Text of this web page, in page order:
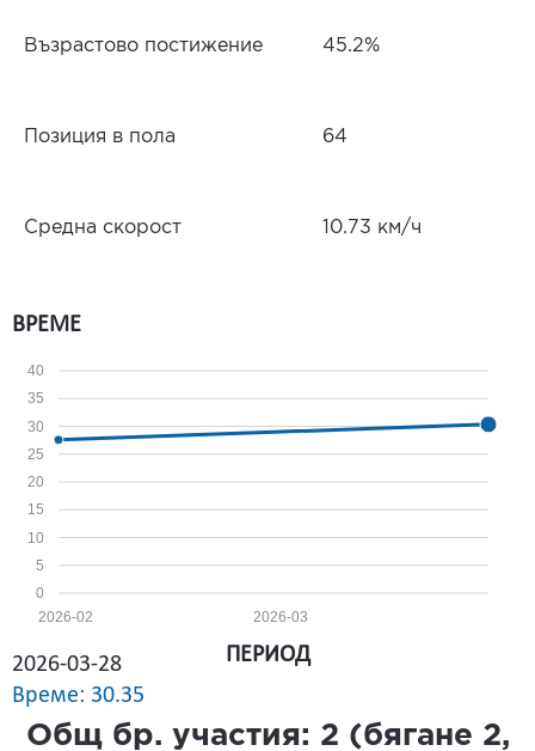
Възрастово постижение 45.2%
Позиция в пола 64
Средна скорост 10.73 км/ч
ВРЕМЕ
0
5
10
15
20
25
30
35
40
2026-03
2026-02
2026-03-28
Време: 30.35
ПЕРИОД
Общ бр. участия: 2 (бягане 2,